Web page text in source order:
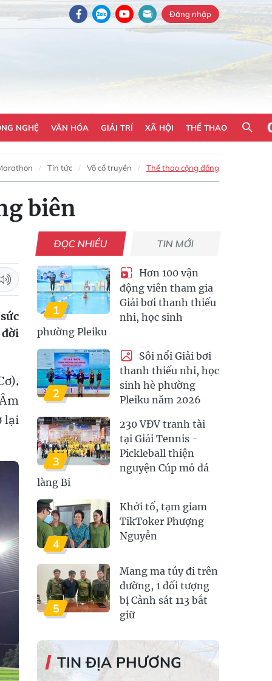
Đăng nhập
NGHỆ VĂN HÓA GIẢI TRÍ XÃ HỘI THỂ THAO
Tin tức Võ cổ truyền Thể thao cộng đồng
biên
lại
ĐỌC NHIỀU TIN MỚI
1
Hơn 100 vận
động viên tham gia
Giải bơi thanh thiếu
nhi, học sinh
phường Pleiku
2
Sôi nổi Giải bơi
thanh thiếu nhi, học
sinh hè phường
Pleiku năm 2026
3
230 VĐV tranh tài
tại Giải Tennis -
Pickleball thiện
nguyện Cúp mỏ đá
làng Bi
4
Khởi tố, tạm giam
TikToker Phượng
Nguyễn
5
Mang ma túy đi trên
đường, 1 đối tượng
bị Cảnh sát 113 bắt
giữ
TIN ĐỊA PHƯƠNG